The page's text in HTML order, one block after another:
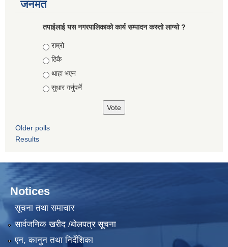
जनमत
तपाईलाई यस नगरपालिकाको कार्य सम्पादन कस्तो लाग्यो ?
Choices
राम्रो
ठिकै
थाहा भएन
सुधार गर्नुपर्ने
Older polls
Results
Notices
सूचना तथा समाचार
सार्वजनिक खरीद /बोलपत्र सूचना
एन, कानुन तथा निर्देशिका